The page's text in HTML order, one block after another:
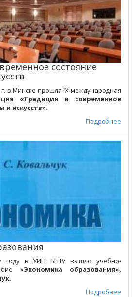
состояние
г. в Минске прошла IХ международная
«Традиции и современное
и искусств».
Подробнее
году в УИЦ БГПУ вышло учебно-
«Экономика образования»,
Подробнее